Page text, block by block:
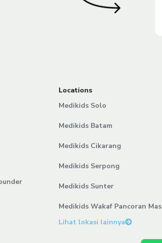
Locations
Medikids Solo
Medikids Batam
Medikids Cikarang
Medikids Serpong
Medikids Sunter
Medikids Wakaf Pancoran Mas
Lihat lokasi lainnya